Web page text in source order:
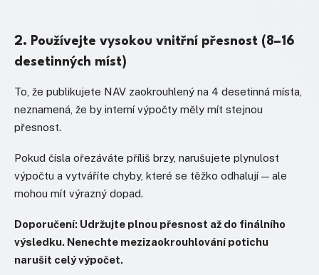
2. Používejte vysokou vnitřní přesnost (8–16
desetinných míst)
To, že publikujete NAV zaokrouhlený na 4 desetinná místa,
neznamená, že by interní výpočty měly mít stejnou
přesnost.
Pokud čísla ořezáváte příliš brzy, narušujete plynulost
výpočtu a vytváříte chyby, které se těžko odhalují — ale
mohou mít výrazný dopad.
Doporučení: Udržujte plnou přesnost až do finálního
výsledku. Nenechte mezizaokrouhlování potichu
narušit celý výpočet.